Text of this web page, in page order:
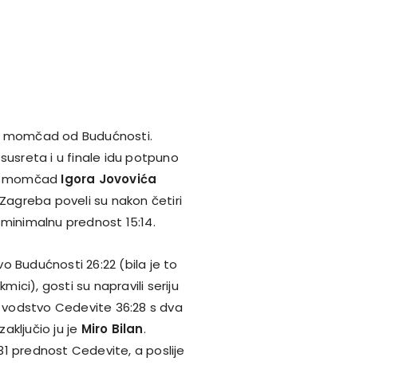
od Budućnosti.
i u finale idu potpuno
Igora Jovovića
poveli su nakon četiri
prednost 15:14.
Budućnosti 26:22 (bila je to
gosti su napravili seriju
Cedevite 36:28 s dva
ju je Miro Bilan.
prednost Cedevite, a poslije